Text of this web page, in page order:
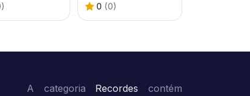
0 (0)
A categoria Recordes contém